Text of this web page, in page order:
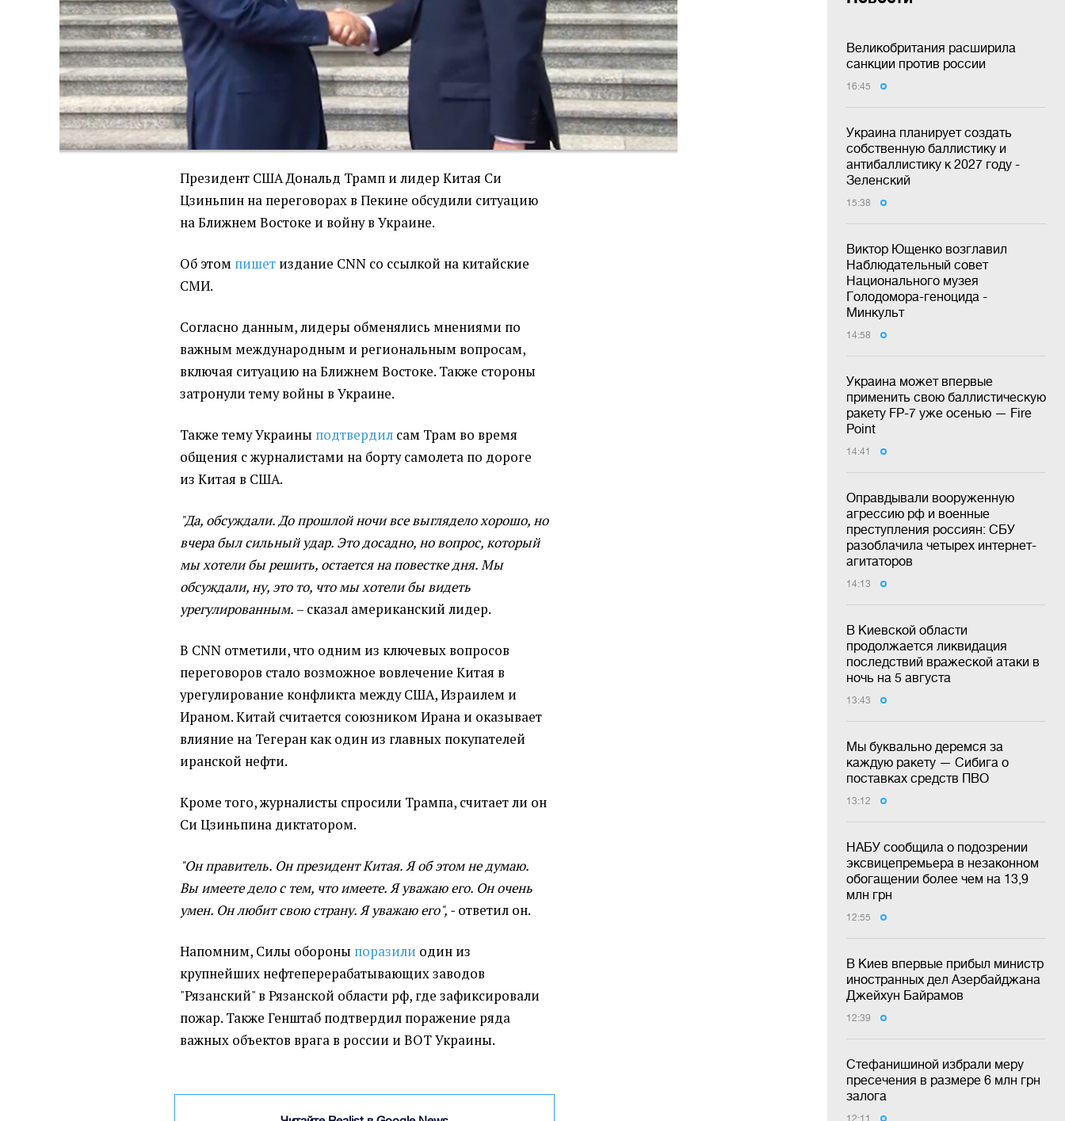
Великобритания расширила
санкции против россии
16:45
Украина планирует создать
собственную баллистику и
антибаллистику к 2027 году -
Зеленский
15:38
Виктор Ющенко возглавил
Наблюдательный совет
Национального музея
Голодомора-геноцида -
Минкульт
14:58
Украина может впервые
применить свою баллистическую
ракету FP-7 уже осенью — Fire
Point
14:41
Оправдывали вооруженную
агрессию рф и военные
преступления россиян: СБУ
разоблачила четырех интернет-
агитаторов
14:13
В Киевской области
продолжается ликвидация
последствий вражеской атаки в
ночь на 5 августа
13:43
Мы буквально деремся за
каждую ракету — Сибига о
поставках средств ПВО
13:12
НАБУ сообщила о подозрении
эксвицепремьера в незаконном
обогащении более чем на 13,9
млн грн
12:55
В Киев впервые прибыл министр
иностранных дел Азербайджана
Джейхун Байрамов
12:39
Стефанишиной избрали меру
пресечения в размере 6 млн грн
залога
12:11
Президент США Дональд Трамп и лидер Китая Си
Цзиньпин на переговорах в Пекине обсудили ситуацию
на Ближнем Востоке и войну в Украине.
Об этом пишет издание CNN со ссылкой на китайские
СМИ.
Согласно данным, лидеры обменялись мнениями по
важным международным и региональным вопросам,
включая ситуацию на Ближнем Востоке. Также стороны
затронули тему войны в Украине.
Также тему Украины подтвердил сам Трам во время
общения с журналистами на борту самолета по дороге
из Китая в США.
"Да, обсуждали. До прошлой ночи все выглядело хорошо, но
вчера был сильный удар. Это досадно, но вопрос, который
мы хотели бы решить, остается на повестке дня. Мы
обсуждали, ну, это то, что мы хотели бы видеть
урегулированным. – сказал американский лидер.
В CNN отметили, что одним из ключевых вопросов
переговоров стало возможное вовлечение Китая в
урегулирование конфликта между США, Израилем и
Ираном. Китай считается союзником Ирана и оказывает
влияние на Тегеран как один из главных покупателей
иранской нефти.
Кроме того, журналисты спросили Трампа, считает ли он
Си Цзиньпина диктатором.
"Он правитель. Он президент Китая. Я об этом не думаю.
Вы имеете дело с тем, что имеете. Я уважаю его. Он очень
умен. Он любит свою страну. Я уважаю его", - ответил он.
Напомним, Силы обороны поразили один из
крупнейших нефтеперерабатывающих заводов
"Рязанский" в Рязанской области рф, где зафиксировали
пожар. Также Генштаб подтвердил поражение ряда
важных объектов врага в россии и ВОТ Украины.